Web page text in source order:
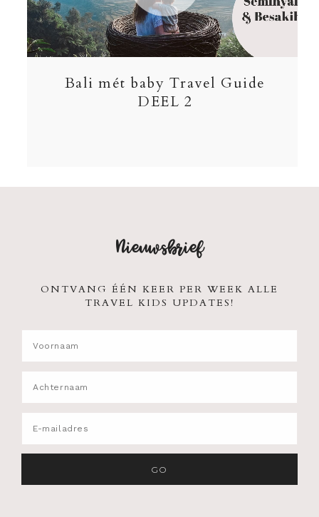
Bali mét baby Travel Guide
DEEL 2
Nieuwsbrief
ONTVANG ÉÉN KEER PER WEEK ALLE
TRAVEL KIDS UPDATES!